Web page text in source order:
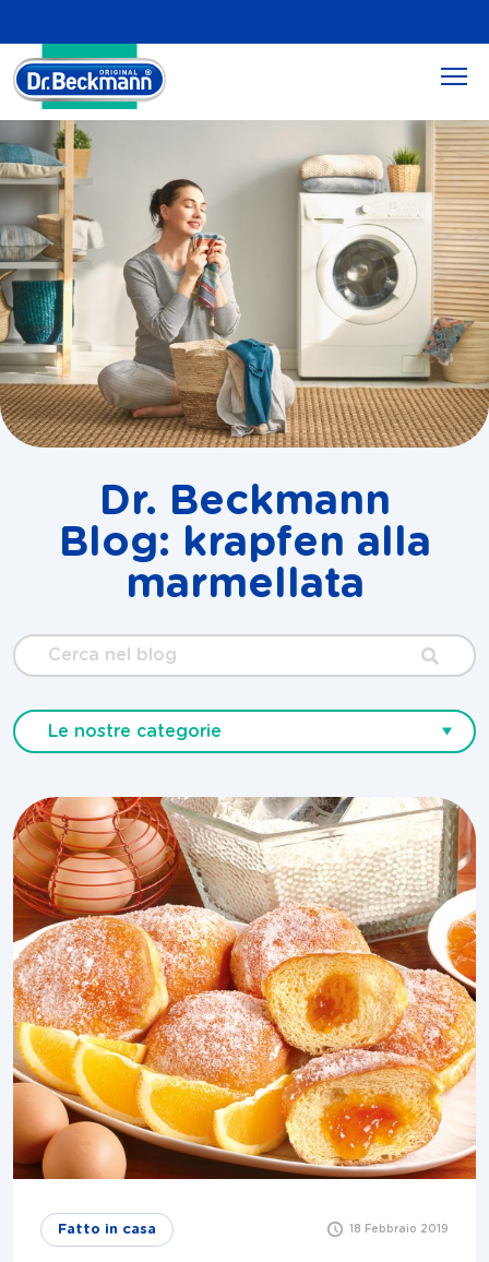
Dr. Beckmann
Blog: krapfen alla
marmellata
Cerca
nel
Le nostre categorie
Fatto in casa 18 Febbraio 2019